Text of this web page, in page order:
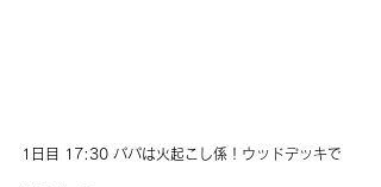
1日目 17:30 パパは火起こし係！ウッドデッキで